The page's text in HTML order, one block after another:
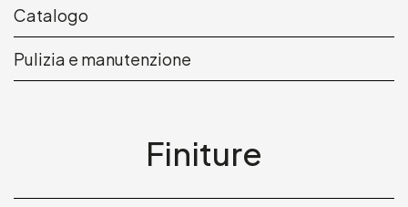
Catalogo
Pulizia e manutenzione
Finiture